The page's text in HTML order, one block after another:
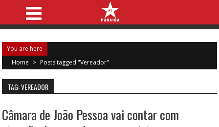
You are here
Home > Posts tagged "Vereador"
TAG: VEREADOR
Câmara de João Pessoa vai contar com